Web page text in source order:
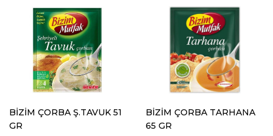
BİZİM ÇORBA Ş.TAVUK 51
GR
BİZİM ÇORBA TARHANA
65 GR